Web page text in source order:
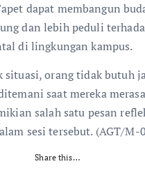
dapat membangun
dan lebih peduli
di lingkungan kampus.
situasi, orang tidak butuh
saat mereka merasa
salah satu pesan
sesi tersebut. (AGT/M-
Share this…